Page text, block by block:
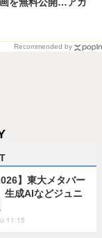
Recommended by
】東大メタバー
生成AIなどジュニ
11:15